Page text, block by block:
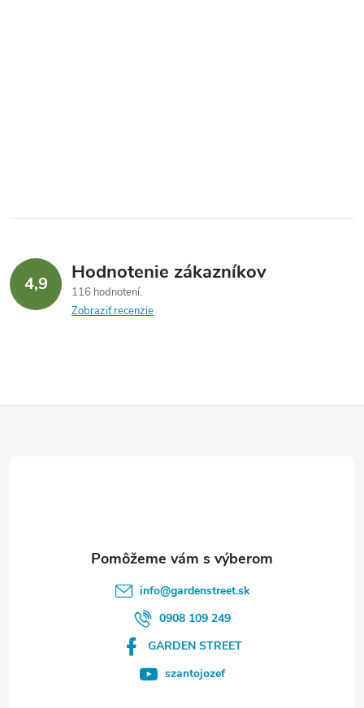
4,9 Hodnotenie zákazníkov
116 hodnotení
Zobraziť recenzie
info@gardenstreet.sk
0908 109 249
GARDEN STREET
szantojozef